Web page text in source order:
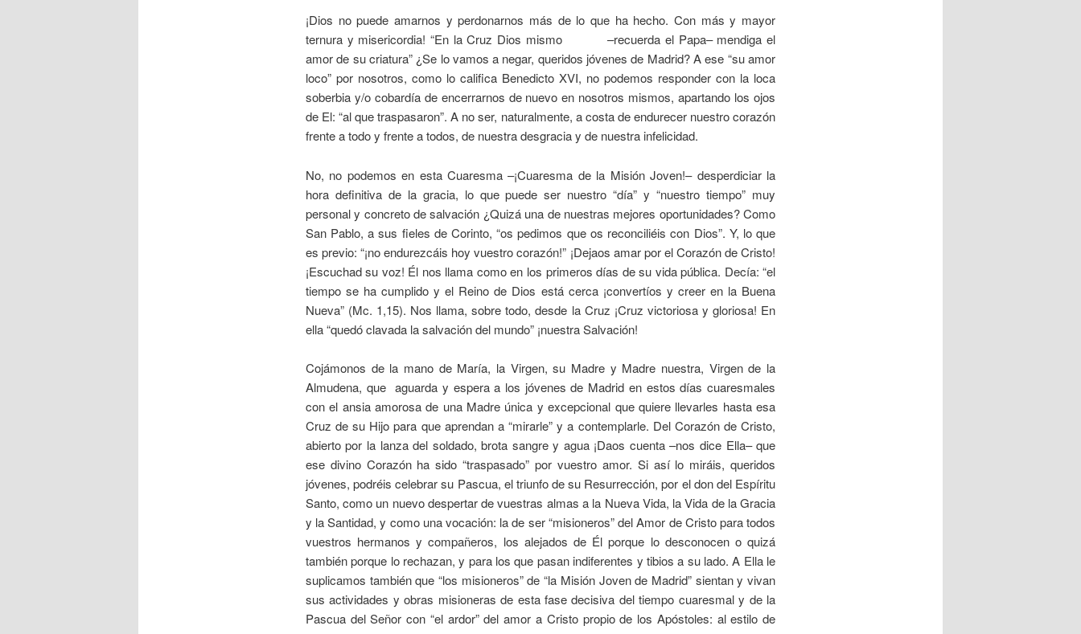
¡Dios no puede amarnos y perdonarnos más de lo que ha hecho. Con más y mayor
ternura y misericordia! “En la Cruz Dios mismo –recuerda el Papa– mendiga el
amor de su criatura” ¿Se lo vamos a negar, queridos jóvenes de Madrid? A ese “su amor
loco” por nosotros, como lo califica Benedicto XVI, no podemos responder con la loca
soberbia y/o cobardía de encerrarnos de nuevo en nosotros mismos, apartando los ojos
de El: “al que traspasaron”. A no ser, naturalmente, a costa de endurecer nuestro corazón
frente a todo y frente a todos, de nuestra desgracia y de nuestra infelicidad.
No, no podemos en esta Cuaresma –¡Cuaresma de la Misión Joven!– desperdiciar la
hora definitiva de la gracia, lo que puede ser nuestro “día” y “nuestro tiempo” muy
personal y concreto de salvación ¿Quizá una de nuestras mejores oportunidades? Como
San Pablo, a sus fieles de Corinto, “os pedimos que os reconciliéis con Dios”. Y, lo que
es previo: “¡no endurezcáis hoy vuestro corazón!” ¡Dejaos amar por el Corazón de Cristo!
¡Escuchad su voz! Él nos llama como en los primeros días de su vida pública. Decía: “el
tiempo se ha cumplido y el Reino de Dios está cerca ¡convertíos y creer en la Buena
Nueva” (Mc. 1,15). Nos llama, sobre todo, desde la Cruz ¡Cruz victoriosa y gloriosa! En
ella “quedó clavada la salvación del mundo” ¡nuestra Salvación!
Cojámonos de la mano de María, la Virgen, su Madre y Madre nuestra, Virgen de la
Almudena, que aguarda y espera a los jóvenes de Madrid en estos días cuaresmales
con el ansia amorosa de una Madre única y excepcional que quiere llevarles hasta esa
Cruz de su Hijo para que aprendan a “mirarle” y a contemplarle. Del Corazón de Cristo,
abierto por la lanza del soldado, brota sangre y agua ¡Daos cuenta –nos dice Ella– que
ese divino Corazón ha sido “traspasado” por vuestro amor. Si así lo miráis, queridos
jóvenes, podréis celebrar su Pascua, el triunfo de su Resurrección, por el don del Espíritu
Santo, como un nuevo despertar de vuestras almas a la Nueva Vida, la Vida de la Gracia
y la Santidad, y como una vocación: la de ser “misioneros” del Amor de Cristo para todos
vuestros hermanos y compañeros, los alejados de Él porque lo desconocen o quizá
también porque lo rechazan, y para los que pasan indiferentes y tibios a su lado. A Ella le
suplicamos también que “los misioneros” de “la Misión Joven de Madrid” sientan y vivan
sus actividades y obras misioneras de esta fase decisiva del tiempo cuaresmal y de la
Pascua del Señor con “el ardor” del amor a Cristo propio de los Apóstoles: al estilo de